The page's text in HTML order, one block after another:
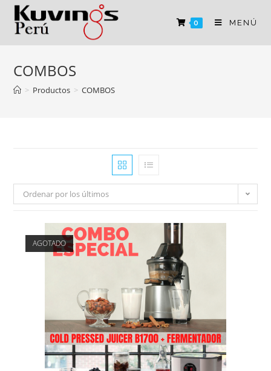
0 MENÚ
COMBOS
> Productos > COMBOS
Ordenar por los últimos
AGOTADO